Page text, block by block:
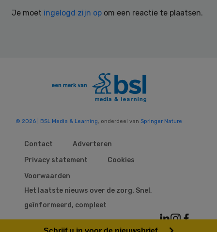
Je moet ingelogd zijn op om een reactie te plaatsen.
© 2026 | BSL Media & Learning, onderdeel van Springer Nature
Contact
Adverteren
Privacy statement
Cookies
Voorwaarden
Het laatste nieuws over de zorg. Snel,
geïnformeerd, compleet